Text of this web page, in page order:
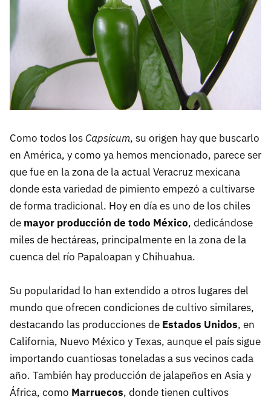
Como todos los Capsicum, su origen hay que buscarlo
en América, y como ya hemos mencionado, parece ser
que fue en la zona de la actual Veracruz mexicana
donde esta variedad de pimiento empezó a cultivarse
de forma tradicional. Hoy en día es uno de los chiles
de mayor producción de todo México, dedicándose
miles de hectáreas, principalmente en la zona de la
cuenca del río Papaloapan y Chihuahua.
Su popularidad lo han extendido a otros lugares del
mundo que ofrecen condiciones de cultivo similares,
destacando las producciones de Estados Unidos, en
California, Nuevo México y Texas, aunque el país sigue
importando cuantiosas toneladas a sus vecinos cada
año. También hay producción de jalapeños en Asia y
África, como Marruecos, donde tienen cultivos